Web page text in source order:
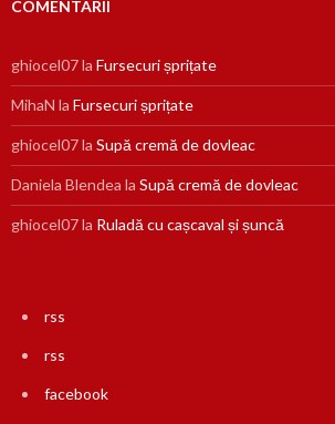
COMENTARII
ghiocel07la Fursecuri șprițate
MihaN la Fursecuri șprițate
ghiocel07la Supă cremă de dovleac
Daniela Blendea la Supă cremă de dovleac
ghiocel07la Ruladă cu cașcaval și șuncă
rss
rss
facebook